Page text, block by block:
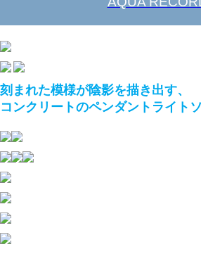
刻まれた模様が陰影を描き出す、
コンクリートのペンダントライトソ